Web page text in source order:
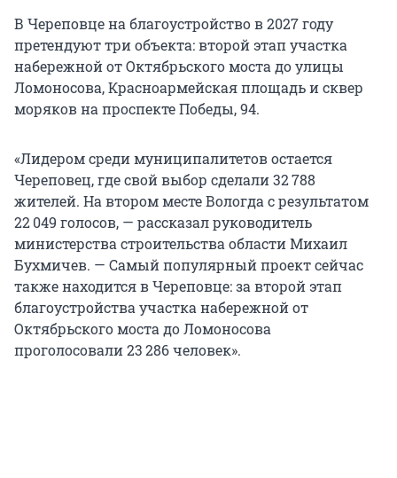
В Череповце на благоустройство в 2027 году
претендуют три объекта: второй этап участка
набережной от Октябрьского моста до улицы
Ломоносова, Красноармейская площадь и сквер
моряков на проспекте Победы, 94.
«Лидером среди муниципалитетов остается
Череповец, где свой выбор сделали 32 788
жителей. На втором месте Вологда с результатом
22 049 голосов, — рассказал руководитель
министерства строительства области Михаил
Бухмичев. — Самый популярный проект сейчас
также находится в Череповце: за второй этап
благоустройства участка набережной от
Октябрьского моста до Ломоносова
проголосовали 23 286 человек».